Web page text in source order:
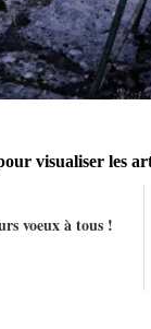
visualiser les
voeux à tous !